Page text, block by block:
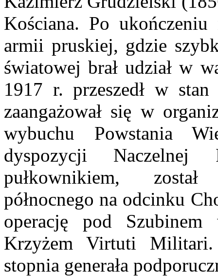
Kościana. Po
armii pruskiej, gdzie
światowej brał udział w
1917 r. przeszedł w
zaangażował się w
wybuchu Powstania
dyspozycji Naczelnej
pułkownikiem,
północnego na odcinku
operację pod
Krzyżem Virtuti
stopnia generała